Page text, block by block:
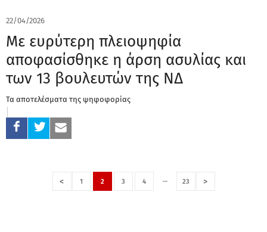
22/04/2026
Με ευρύτερη πλειοψηφία
αποφασίσθηκε η άρση ασυλίας και
των 13 βουλευτών της ΝΔ
Τα αποτελέσματα της ψηφοφορίας
< 1 2 3 4 … 23 >